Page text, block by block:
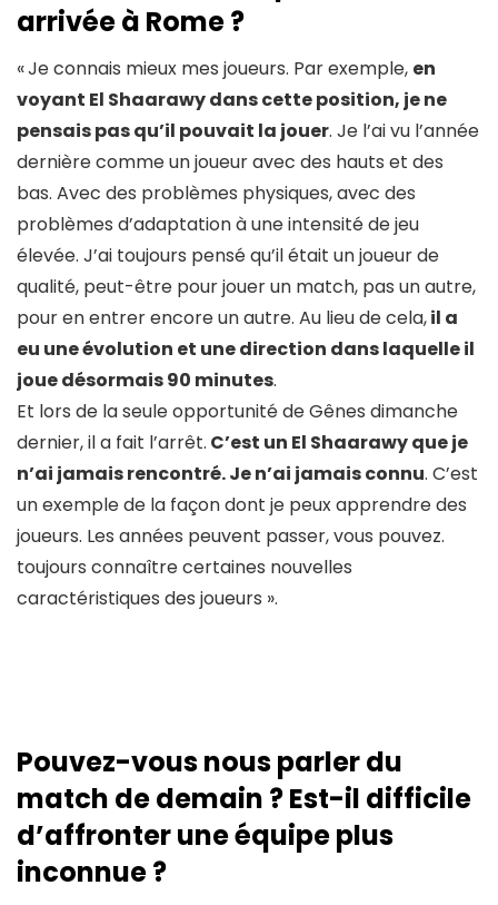
arrivée à Rome ?
«Je connais mieux mes joueurs. Par exemple, en
voyant El Shaarawy dans cette position, je ne
pensais pas qu’il pouvait la jouer. Je l’ai vu l’année
dernière comme un joueur avec des hauts et des
bas. Avec des problèmes physiques, avec des
problèmes d’adaptation à une intensité de jeu
élevée. J’ai toujours pensé qu’il était un joueur de
qualité, peut-être pour jouer un match, pas un autre,
pour en entrer encore un autre. Au lieu de cela,il a
eu une évolution et une direction dans laquelle il
joue désormais 90 minutes.
Et lors de la seule opportunité de Gênes dimanche
dernier, il a fait l’arrêt. C’est un El Shaarawy que je
n’ai jamais rencontré. Je n’ai jamais connu. C’est
un exemple de la façon dont je peux apprendre des
joueurs. Les années peuvent passer, vous pouvez.
toujours connaître certaines nouvelles
caractéristiques des joueurs ».
Pouvez-vous nous parler du
match de demain ? Est-il difficile
d’affronter une équipe plus
inconnue ?